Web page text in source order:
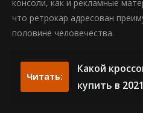
консоли, как и рекламные
что ретрокар адресован
половине человечества.
Читать:
Какой
купить в